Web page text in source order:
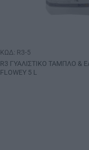
ΚΩΔ: R3-5
R3 ΓΥΑΛΙΣΤΙΚΟ ΤΑΜΠΛΟ &
FLOWEY 5 L